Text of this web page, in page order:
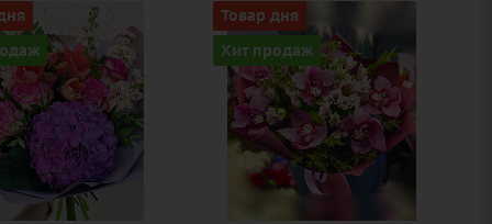
Товар дня
Хит продаж
Цвет
нежный,
розовый
Описание
альстромерия,
орхидея,
писташ, лента,